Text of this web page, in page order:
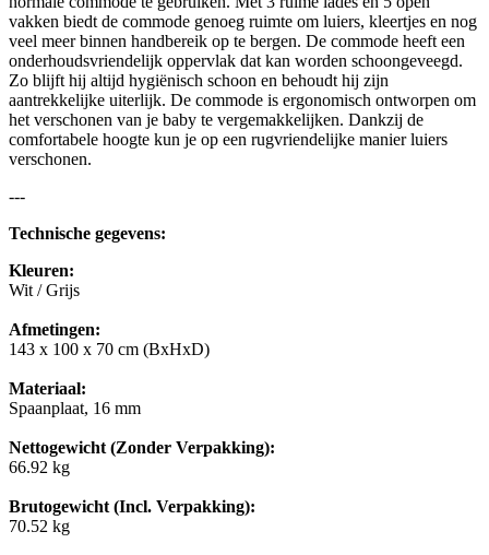
vakken biedt de commode genoeg ruimte om luiers, kleertjes en nog
veel meer binnen handbereik op te bergen. De commode heeft een
onderhoudsvriendelijk oppervlak dat kan worden schoongeveegd.
Zo blijft hij altijd hygiënisch schoon en behoudt hij zijn
aantrekkelijke uiterlijk. De commode is ergonomisch ontworpen om
het verschonen van je baby te vergemakkelijken. Dankzij de
comfortabele hoogte kun je op een rugvriendelijke manier luiers
verschonen.
---
Technische gegevens:
Kleuren:
Wit / Grijs
Afmetingen:
143 x 100 x 70 cm (BxHxD)
Materiaal:
Spaanplaat, 16 mm
Nettogewicht (Zonder Verpakking):
66.92 kg
Brutogewicht (Incl. Verpakking):
70.52 kg